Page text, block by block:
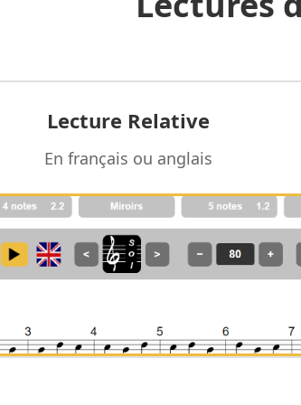
Lecture Relative
En français ou anglais